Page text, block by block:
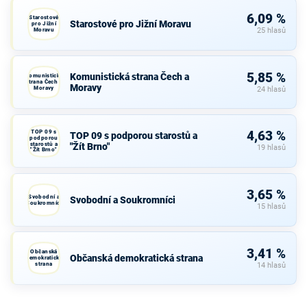
Starostové
pro Jižní
Moravu
Starostové pro Jižní Moravu 6,09 %
25 hlasů
Komunistická
strana Čech a
Moravy
Komunistická strana Čech a
Moravy
5,85 %
24 hlasů
TOP 09 s
podporou
starostů a
"Žít Brno"
TOP 09 s podporou starostů a
"Žít Brno"
4,63 %
19 hlasů
Svobodní a
Soukromníci
Svobodní a Soukromníci 3,65 %
15 hlasů
Občanská
demokratická
strana
Občanská demokratická strana 3,41 %
14 hlasů